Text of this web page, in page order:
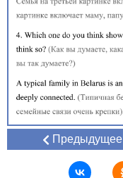
Предыдущее